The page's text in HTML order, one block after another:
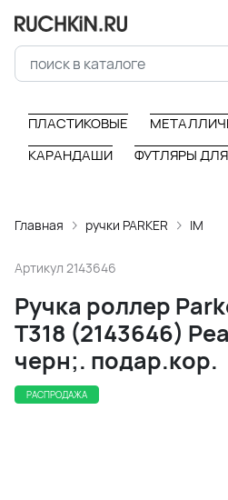
ПЛАСТИКОВЫЕ
КАРАНДАШИ
ФУТЛЯРЫ
Главная ручки PARKER IM
Артикул 2143646
Ручка роллер
T318 (2143646)
черн;. подар.кор.
РАСПРОДАЖА